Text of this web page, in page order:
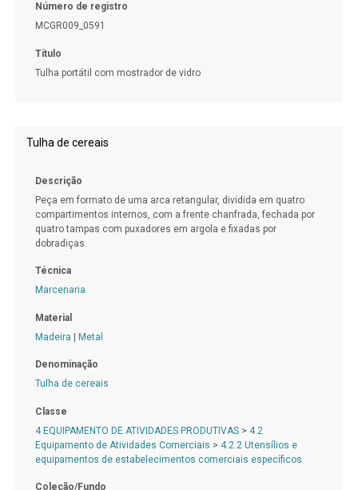
Número de registro
MCGR009_0591
Título
Tulha portátil com mostrador de vidro
Tulha de cereais
Descrição
Peça em formato de uma arca retangular, dividida em quatro
compartimentos internos, com a frente chanfrada, fechada por
quatro tampas com puxadores em argola e fixadas por
dobradiças.
Técnica
Marcenaria
Material
Madeira | Metal
Denominação
Tulha de cereais
Classe
4 EQUIPAMENTO DE ATIVIDADES PRODUTIVAS> 4.2
Equipamento de Atividades Comerciais > 4.2.2 Utensílios e
equipamentos de estabelecimentos comerciais específicos
Coleção/Fundo